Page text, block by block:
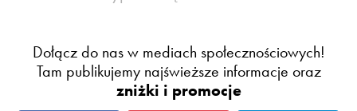
Dołącz do nas w mediach społecznościowych!
Tam publikujemy najświeższe informacje oraz
zniżki i promocje